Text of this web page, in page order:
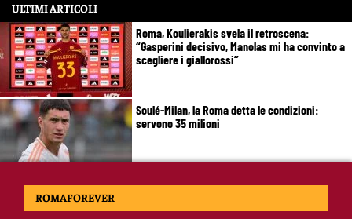
ULTIMI ARTICOLI
Roma, Koulierakis svela il retroscena:
“Gasperini decisivo, Manolas mi ha convinto a
scegliere i giallorossi”
Soulé-Milan, la Roma detta le condizioni:
servono 35 milioni
Koulierakis-Roma, impatto immediato: gol e
ROMAFOREVER